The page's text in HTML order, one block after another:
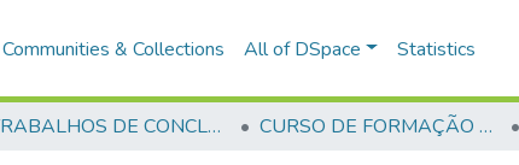
Communities & Collections All of DSpace Statistics
TRABALHOS DE CONCLUSÃO DE CURSO - CFP (CURSO DE FORMAÇÃO DE PRAÇAS) CURSO DE FORMAÇÃO DE PRAÇAS - CFP - 2018